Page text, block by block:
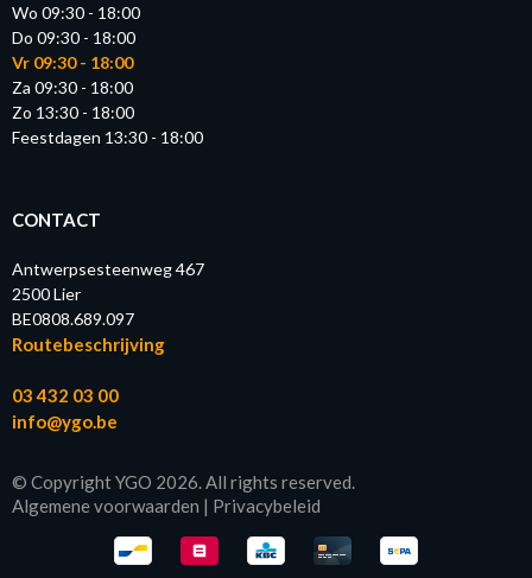
Wo 09:30 - 18:00
Do 09:30 - 18:00
Vr 09:30 - 18:00
Za 09:30 - 18:00
Zo 13:30 - 18:00
Feestdagen 13:30 - 18:00
CONTACT
Antwerpsesteenweg 467
2500 Lier
BE0808.689.097
Routebeschrijving
03 432 03 00
info@ygo.be
© Copyright YGO 2026. All rights reserved.
Algemene voorwaarden | Privacybeleid